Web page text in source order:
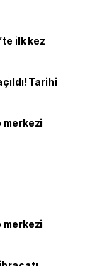
ilk kez
Tarihi
merkezi
merkezi